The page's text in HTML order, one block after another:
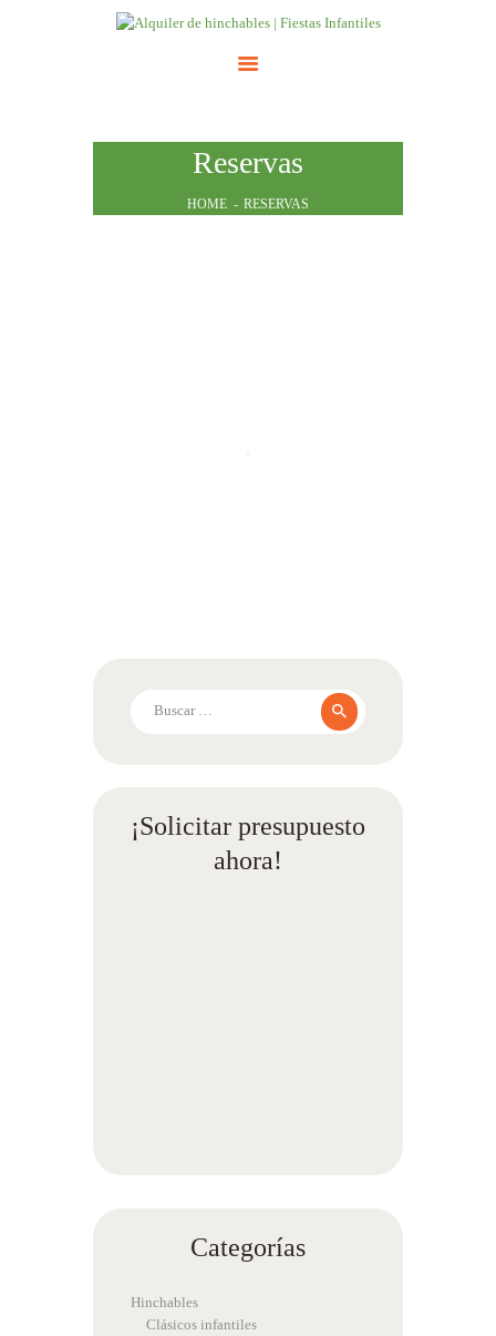
Reservas
HOME RESERVAS
INICIO
ATRACCIONES
¡Solicitar presupuesto
ahora!
Categorías
Hinchables
Clásicos infantiles